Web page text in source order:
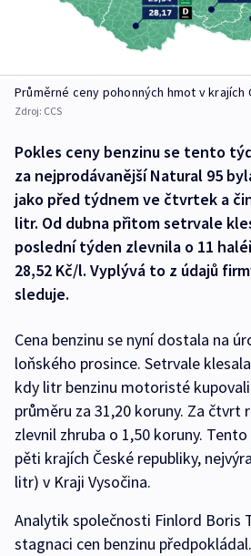
Průměrné ceny pohonných hmot v krajích
Zdroj: CCS
Pokles ceny benzinu se tento
za nejprodávanější Natural 95
jako před týdnem ve čtvrtek a
litr. Od dubna přitom setrvale
poslední týden zlevnila o 11
28,52 Kč/l. Vyplývá to z údajů
sleduje.
Cena benzinu se nyní dostala na
loňského prosince. Setrvale
kdy litr benzinu motoristé
průměru za 31,20 koruny. Za čtvrt
zlevnil zhruba o 1,50 koruny.
pěti krajích České republiky,
litr) v Kraji Vysočina.
Analytik společnosti Finlord Boris
stagnaci cen benzinu